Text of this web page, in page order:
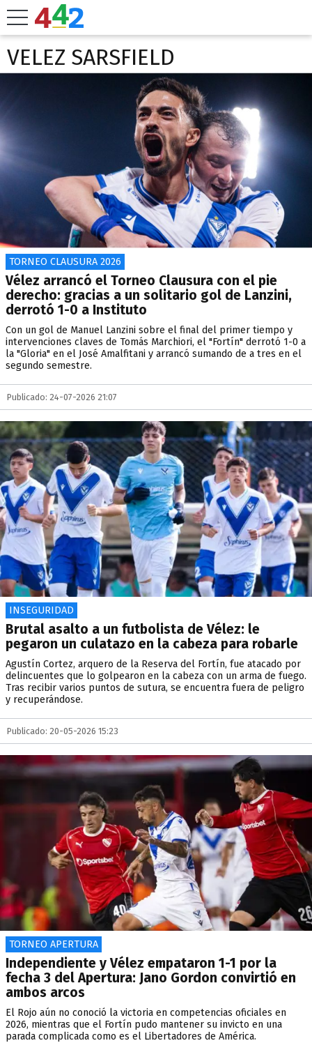
VELEZ SARSFIELD
TORNEO CLAUSURA 2026
Vélez arrancó el Torneo Clausura con el pie
derecho: gracias a un solitario gol de Lanzini,
derrotó 1-0 a Instituto
Con un gol de Manuel Lanzini sobre el final del primer tiempo y
intervenciones claves de Tomás Marchiori, el "Fortín" derrotó 1-0 a
la "Gloria" en el José Amalfitani y arrancó sumando de a tres en el
segundo semestre.
Publicado: 24-07-2026 21:07
INSEGURIDAD
Brutal asalto a un futbolista de Vélez: le
pegaron un culatazo en la cabeza para robarle
Agustín Cortez, arquero de la Reserva del Fortín, fue atacado por
delincuentes que lo golpearon en la cabeza con un arma de fuego.
Tras recibir varios puntos de sutura, se encuentra fuera de peligro
y recuperándose.
Publicado: 20-05-2026 15:23
TORNEO APERTURA
Independiente y Vélez empataron 1-1 por la
fecha 3 del Apertura: Jano Gordon convirtió en
ambos arcos
El Rojo aún no conoció la victoria en competencias oficiales en
2026, mientras que el Fortín pudo mantener su invicto en una
parada complicada como es el Libertadores de América.